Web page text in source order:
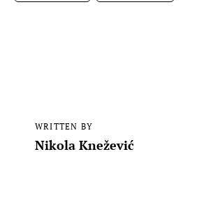
WRITTEN BY
Nikola Knežević